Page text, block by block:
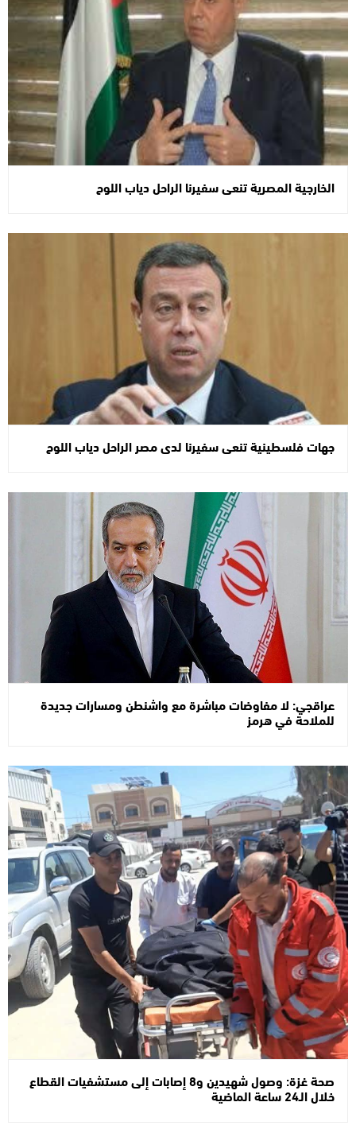
الخارجية المصرية تنعى سفيرنا الراحل دياب اللوح
جهات فلسطينية تنعى سفيرنا لدى مصر الراحل دياب اللوح
عراقجي: لا مفاوضات مباشرة مع واشنطن ومسارات جديدة
للملاحة في هرمز
صحة غزة: وصول شهيدين و8 إصابات إلى مستشفيات القطاع
خلال الـ24 ساعة الماضية